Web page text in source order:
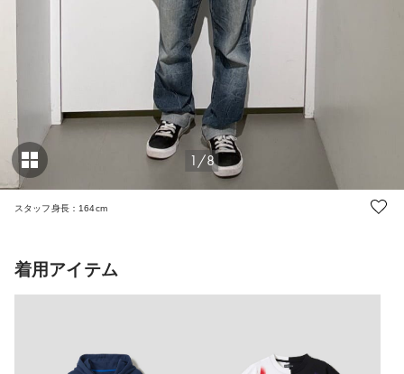
1/8
スタッフ身長：164cm
着用アイテム